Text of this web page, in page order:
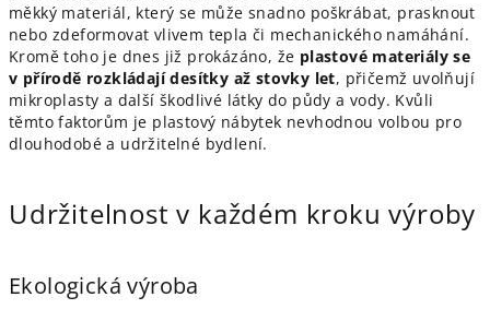
měkký materiál, který se může snadno poškrábat, prasknout
nebo zdeformovat vlivem tepla či mechanického namáhání.
Kromě toho je dnes již prokázáno, že plastové materiály se
v přírodě rozkládají desítky až stovky let, přičemž uvolňují
mikroplasty a další škodlivé látky do půdy a vody. Kvůli
těmto faktorům je plastový nábytek nevhodnou volbou pro
dlouhodobé a udržitelné bydlení.
Udržitelnost v každém kroku výroby
Ekologická výroba